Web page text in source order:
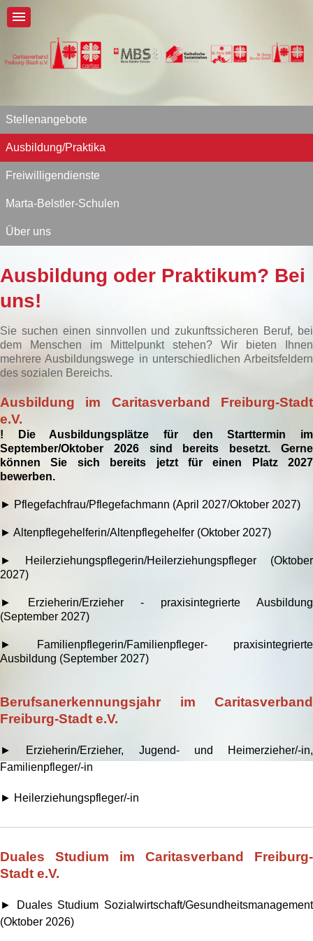
Stellenangebote
Ausbildung/Praktika
Freiwilligendienste
Marta-Belstler-Schulen
Über uns
Ausbildung oder Praktikum? Bei
uns!
Sie suchen einen sinnvollen und zukunftssicheren Beruf, bei
dem Menschen im Mittelpunkt stehen? Wir bieten Ihnen
mehrere Ausbildungswege in unterschiedlichen Arbeitsfeldern
des sozialen Bereichs.
Ausbildung im Caritasverband Freiburg-Stadt
e.V.
! Die Ausbildungsplätze für den Starttermin im
September/Oktober 2026 sind bereits besetzt. Gerne
können Sie sich bereits jetzt für einen Platz 2027
bewerben.
► Pflegefachfrau/Pflegefachmann (April 2027/Oktober 2027)
► Altenpflegehelferin/Altenpflegehelfer (Oktober 2027)
► Heilerziehungspflegerin/Heilerziehungspfleger (Oktober
2027)
►
Erzieherin/Erzieher - praxisintegrierte Ausbildung
(September 2027)
► Familienpflegerin/Familienpfleger- praxisintegrierte
Ausbildung (September 2027)
Berufsanerkennungsjahr im Caritasverband
Freiburg-Stadt e.V.
► Erzieherin/Erzieher, Jugend- und Heimerzieher/-in,
Familienpfleger/-in
► Heilerziehungspfleger/-in
Duales Studium im Caritasverband Freiburg-
Stadt e.V.
► Duales Studium Sozialwirtschaft/Gesundheitsmanagement
(Oktober 2026)